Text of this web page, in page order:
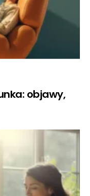
objawy,